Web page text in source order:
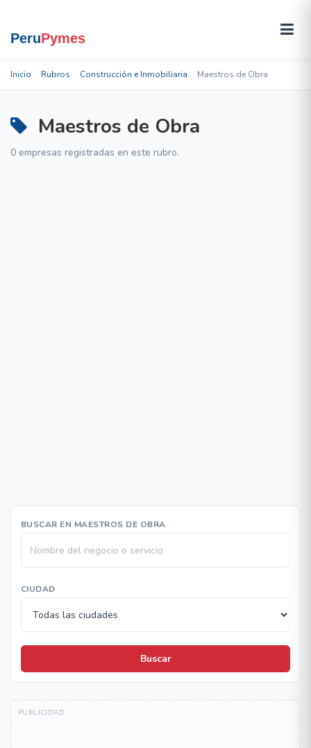
Inicio Rubros Construcción e Inmobiliaria Maestros de Obra
Maestros de Obra
0 empresas registradas en este rubro.
BUSCAR EN MAESTROS DE OBRA
CIUDAD
Buscar